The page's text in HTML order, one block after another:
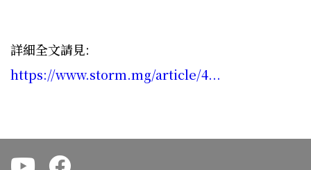
詳細全文請見:
https://www.storm.mg/article/4...